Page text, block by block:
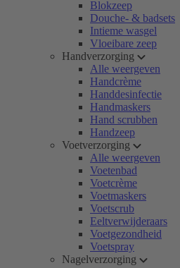
Blokzeep
Douche- & badsets
Intieme wasgel
Vloeibare zeep
Handverzorging
Alle weergeven
Handcrème
Handdesinfectie
Handmaskers
Hand scrubben
Handzeep
Voetverzorging
Alle weergeven
Voetenbad
Voetcrème
Voetmaskers
Voetscrub
Eeltverwijderaars
Voetgezondheid
Voetspray
Nagelverzorging